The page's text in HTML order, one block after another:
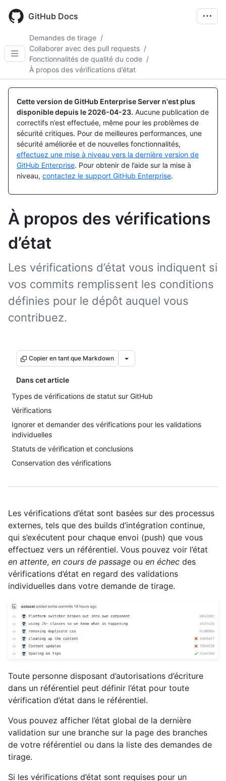
main
GitHub Docs
Demandes de tirage /
Collaborer avec des pull requests /
Fonctionnalités de qualité du code /
À propos des vérifications d’état
Cette version de GitHub Enterprise Server n'est plus
disponible depuis le 2026-04-23. Aucune publication de
correctifs n’est effectuée, même pour les problèmes de
sécurité critiques. Pour de meilleures performances, une
sécurité améliorée et de nouvelles fonctionnalités,
effectuez une mise à niveau vers la dernière version de
GitHub Enterprise. Pour obtenir de l’aide sur la mise à
niveau, contactez le support GitHub Enterprise.
À propos des vérifications
d’état
Les vérifications d’état vous indiquent si
vos commits remplissent les conditions
définies pour le dépôt auquel vous
contribuez.
Copier en tant que Markdown
Dans cet article
Types de vérifications de statut sur GitHub
Vérifications
Ignorer et demander des vérifications pour les validations
individuelles
Statuts de vérification et conclusions
Conservation des vérifications
Les vérifications d’état sont basées sur des processus
externes, tels que des builds d’intégration continue,
qui s’exécutent pour chaque envoi (push) que vous
effectuez vers un référentiel. Vous pouvez voir l’état
en attente, en cours de passage ou en échec des
vérifications d’état en regard des validations
individuelles dans votre demande de tirage.
Toute personne disposant d’autorisations d’écriture
dans un référentiel peut définir l’état pour toute
vérification d’état dans le référentiel.
Vous pouvez afficher l’état global de la dernière
validation sur une branche sur la page des branches
de votre référentiel ou dans la liste des demandes de
tirage.
Si les vérifications d’état sont requises pour un